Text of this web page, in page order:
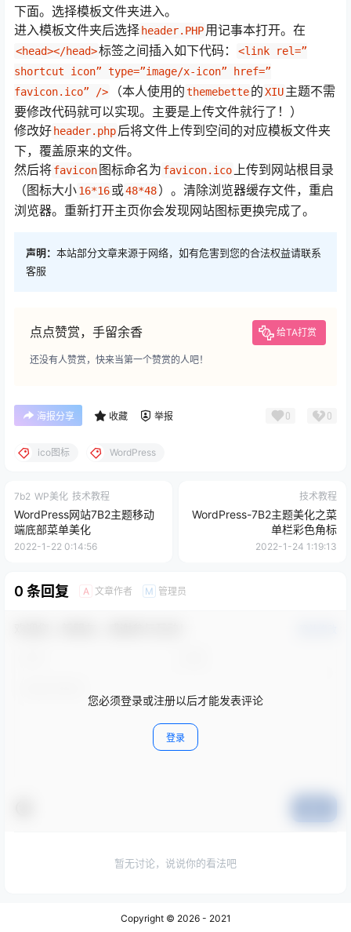
下面。选择模板文件夹进入。
进入模板文件夹后选择 header.PHP用记事本打开。在
<head></head>标签之间插入如下代码：
<link rel=”
shortcut icon” type=”image/x-icon” href=”
favicon.ico” />
（本人使用的themebette的XIU主题不需
要修改代码就可以实现。主要是上传文件就行了！）
修改好 header.php后将文件上传到空间的对应模板文件夹
下，覆盖原来的文件。
然后将favicon 图标命名为 favicon.ico上传到网站根目录
（图标大小16*16或48*48）。清除浏览器缓存文件，重启
浏览器。重新打开主页你会发现网站图标更换完成了。
声明： 本站部分文章来源于网络，如有危害到您的合法权益请联系
客服
点点赞赏，手留余香 给TA打赏
还没有人赞赏，快来当第一个赞赏的人吧！
海报分享 收藏 举报 0 0
ico图标 WordPress
7b2 WP美化 技术教程
WordPress网站7B2主题移动
端底部菜单美化
2022-1-22 0:14:56
技术教程
WordPress-7B2主题美化之菜
单栏彩色角标
2022-1-24 1:19:13
0 条回复 A 文章作者 M 管理员
您必须登录或注册以后才能发表评论
登录
暂无讨论，说说你的看法吧
Copyright © 2026- 2021